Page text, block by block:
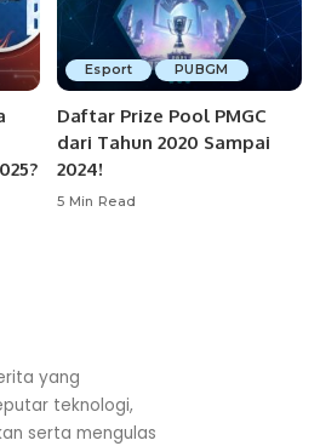
Esport PUBGM
Daftar Prize Pool PMGC
dari Tahun 2020 Sampai
2024!
5 Min Read
yang
teknologi,
serta mengulas